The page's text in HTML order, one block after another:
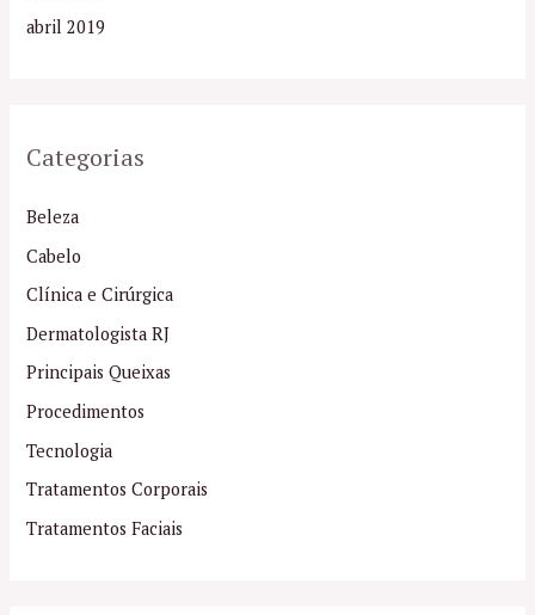
abril 2019
Categorias
Beleza
Cabelo
Clínica e Cirúrgica
Dermatologista RJ
Principais Queixas
Procedimentos
Tecnologia
Tratamentos Corporais
Tratamentos Faciais